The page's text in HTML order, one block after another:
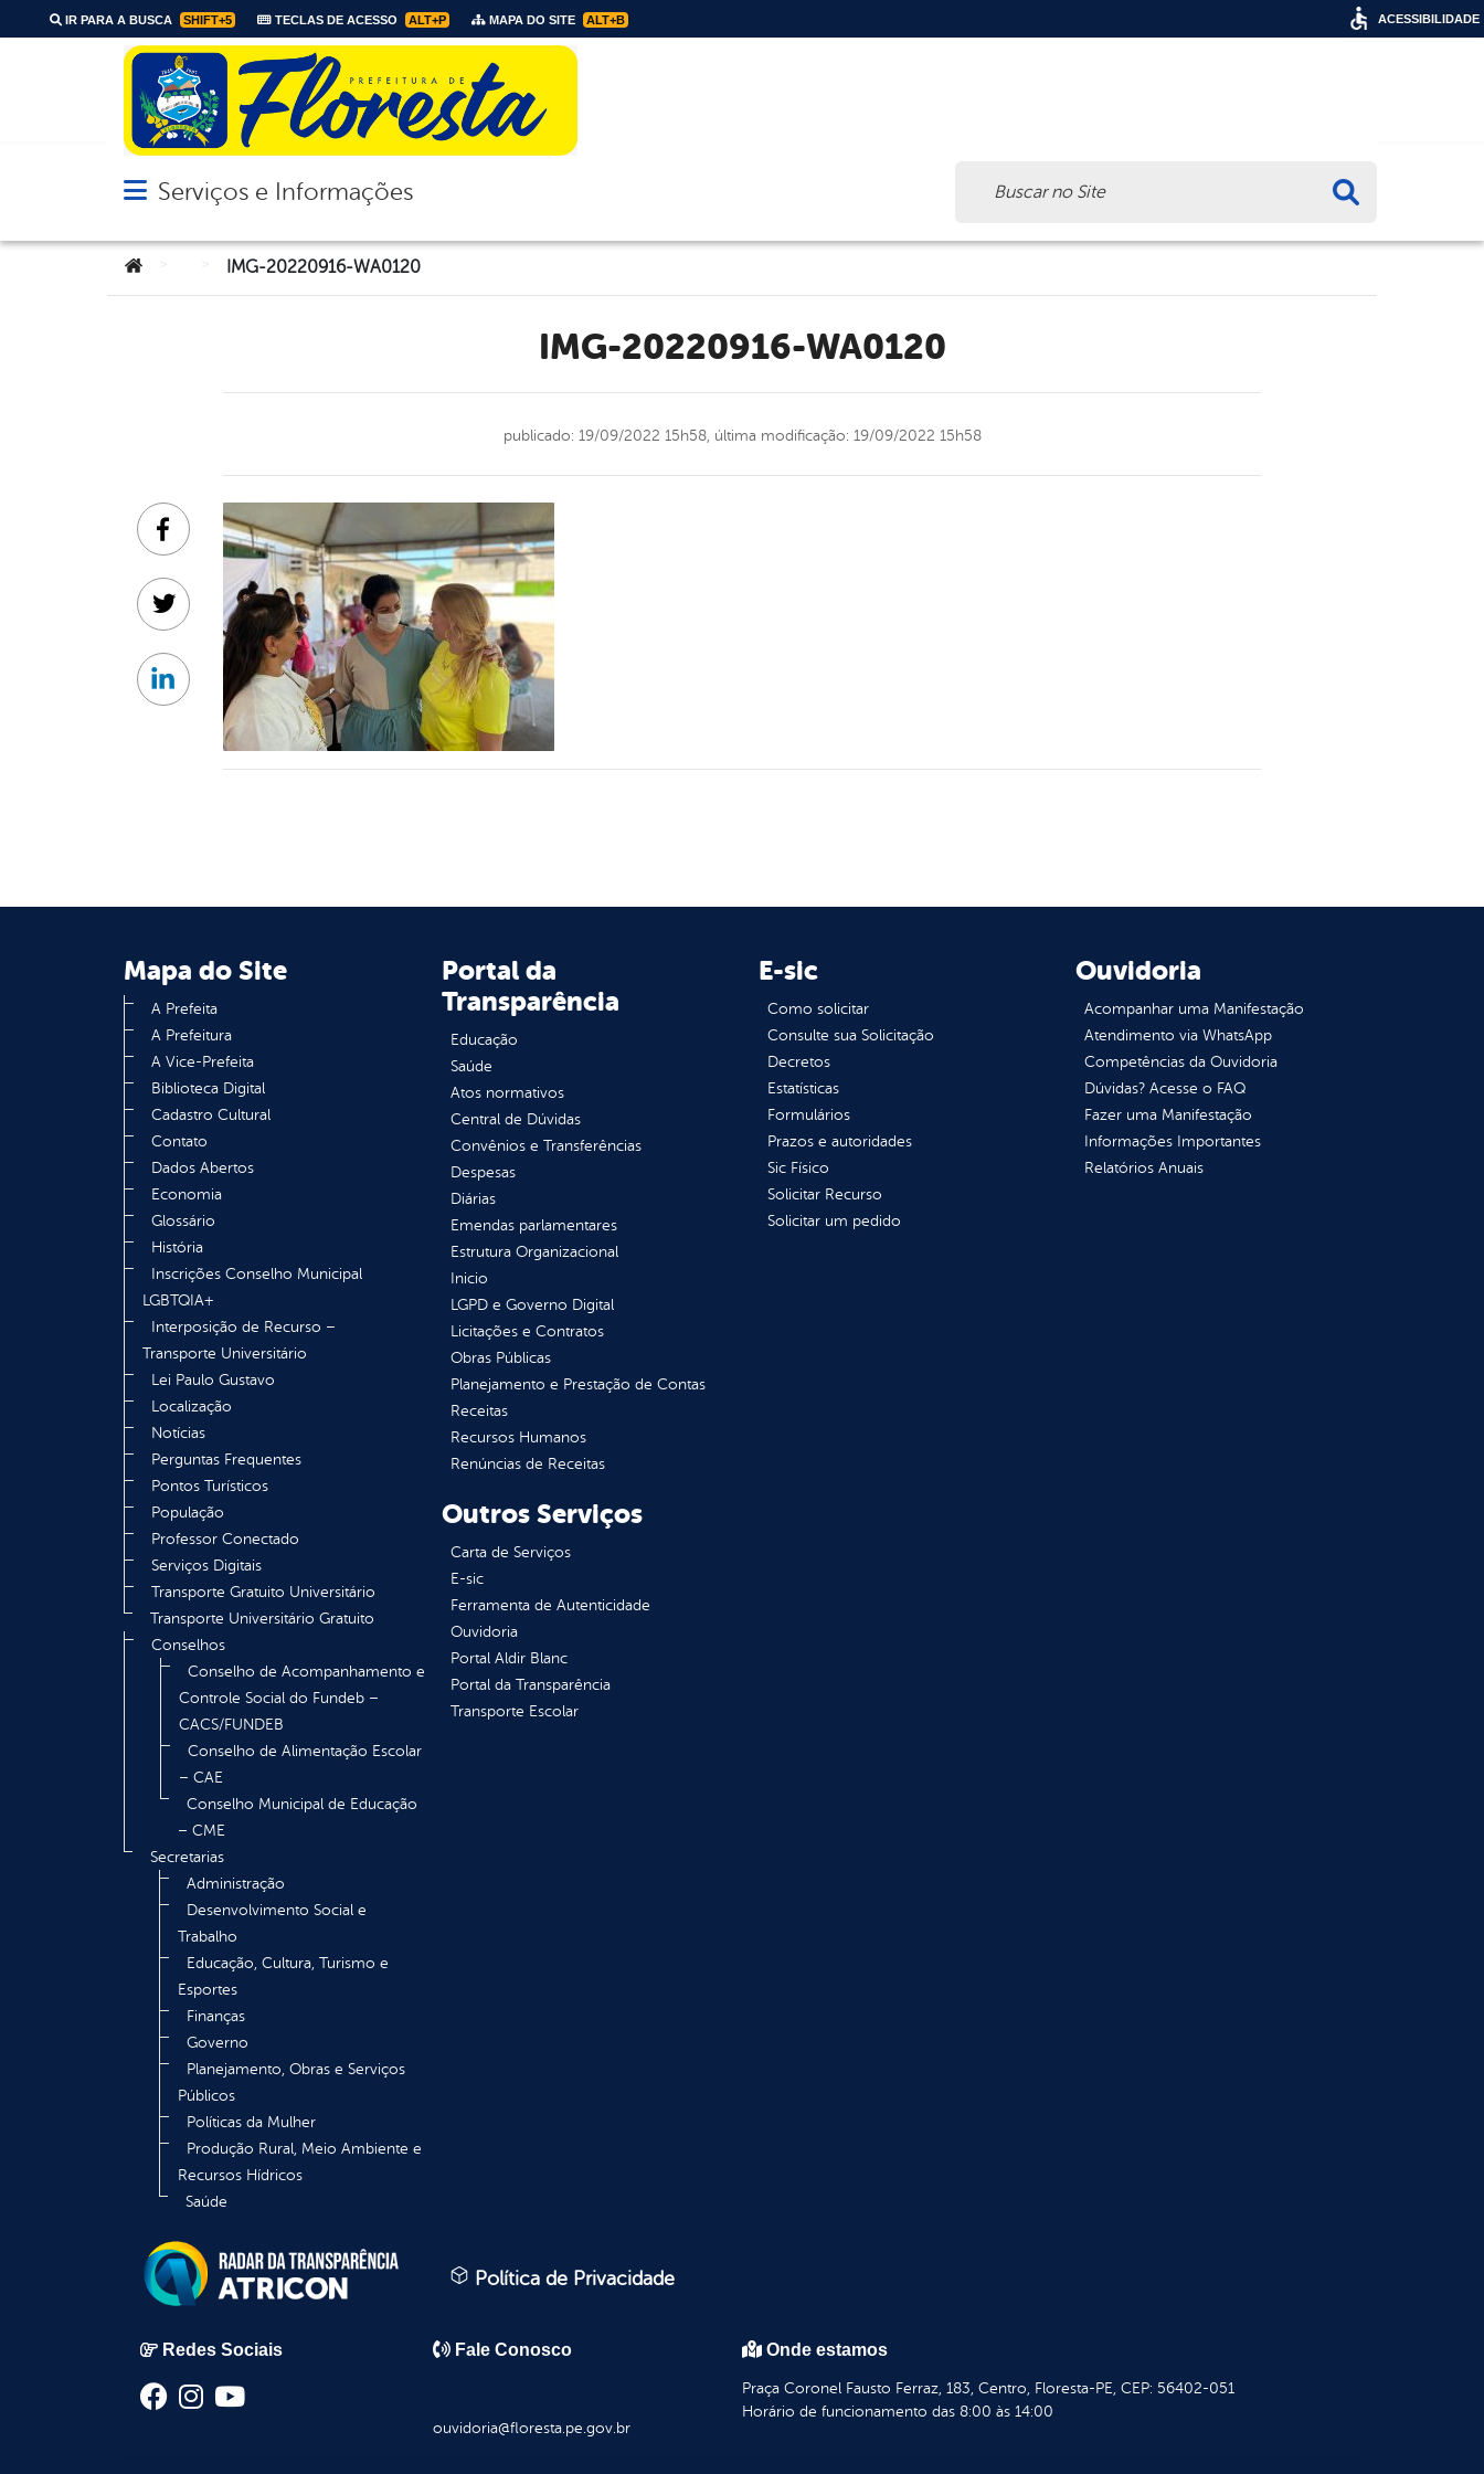
IR PARA A BUSCA SHIFT+5 TECLAS DE ACESSO ALT+P MAPA DO SITE ALT+B
Abrir menu principal de navegação
Serviços e Informações
Você está aqui:IMG-20220916-WA0120
IMG-20220916-WA0120
publicado: 19/09/2022 15h58, última modificação: 19/09/2022 15h58
Facebook
Twitter
Linkedin
Mapa do Site
A Prefeita
A Prefeitura
A Vice-Prefeita
Biblioteca Digital
Cadastro Cultural
Contato
Dados Abertos
Economia
Glossário
História
Inscrições Conselho Municipal
LGBTQIA+
Interposição de Recurso –
Transporte Universitário
Lei Paulo Gustavo
Localização
Notícias
Perguntas Frequentes
Pontos Turísticos
População
Professor Conectado
Serviços Digitais
Transporte Gratuito Universitário
Transporte Universitário Gratuito
Conselhos
Conselho de Acompanhamento e
Controle Social do Fundeb –
CACS/FUNDEB
Conselho de Alimentação Escolar
– CAE
Conselho Municipal de Educação
– CME
Secretarias
Administração
Desenvolvimento Social e
Trabalho
Educação, Cultura, Turismo e
Esportes
Finanças
Governo
Planejamento, Obras e Serviços
Públicos
Políticas da Mulher
Produção Rural, Meio Ambiente e
Recursos Hídricos
Saúde
Portal da
Transparência
Educação
Saúde
Atos normativos
Central de Dúvidas
Convênios e Transferências
Despesas
Diárias
Emendas parlamentares
Estrutura Organizacional
Inicio
LGPD e Governo Digital
Licitações e Contratos
Obras Públicas
Planejamento e Prestação de Contas
Receitas
Recursos Humanos
Renúncias de Receitas
E-sic
Como solicitar
Consulte sua Solicitação
Decretos
Estatísticas
Formulários
Prazos e autoridades
Sic Físico
Solicitar Recurso
Solicitar um pedido
Ouvidoria
Acompanhar uma Manifestação
Atendimento via WhatsApp
Competências da Ouvidoria
Dúvidas? Acesse o FAQ
Fazer uma Manifestação
Informações Importantes
Relatórios Anuais
Outros Serviços
Carta de Serviços
E-sic
Ferramenta de Autenticidade
Ouvidoria
Portal Aldir Blanc
Portal da Transparência
Transporte Escolar
Política de Privacidade
Redes Sociais Fale Conosco
ouvidoria@floresta.pe.gov.br
Onde estamos
Praça Coronel Fausto Ferraz, 183, Centro, Floresta-PE, CEP: 56402-051
Horário de funcionamento das 8:00 às 14:00
ACESSIBILIDADE